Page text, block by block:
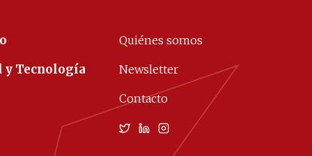
y Tecnología
Quiénes somos
Newsletter
Contacto